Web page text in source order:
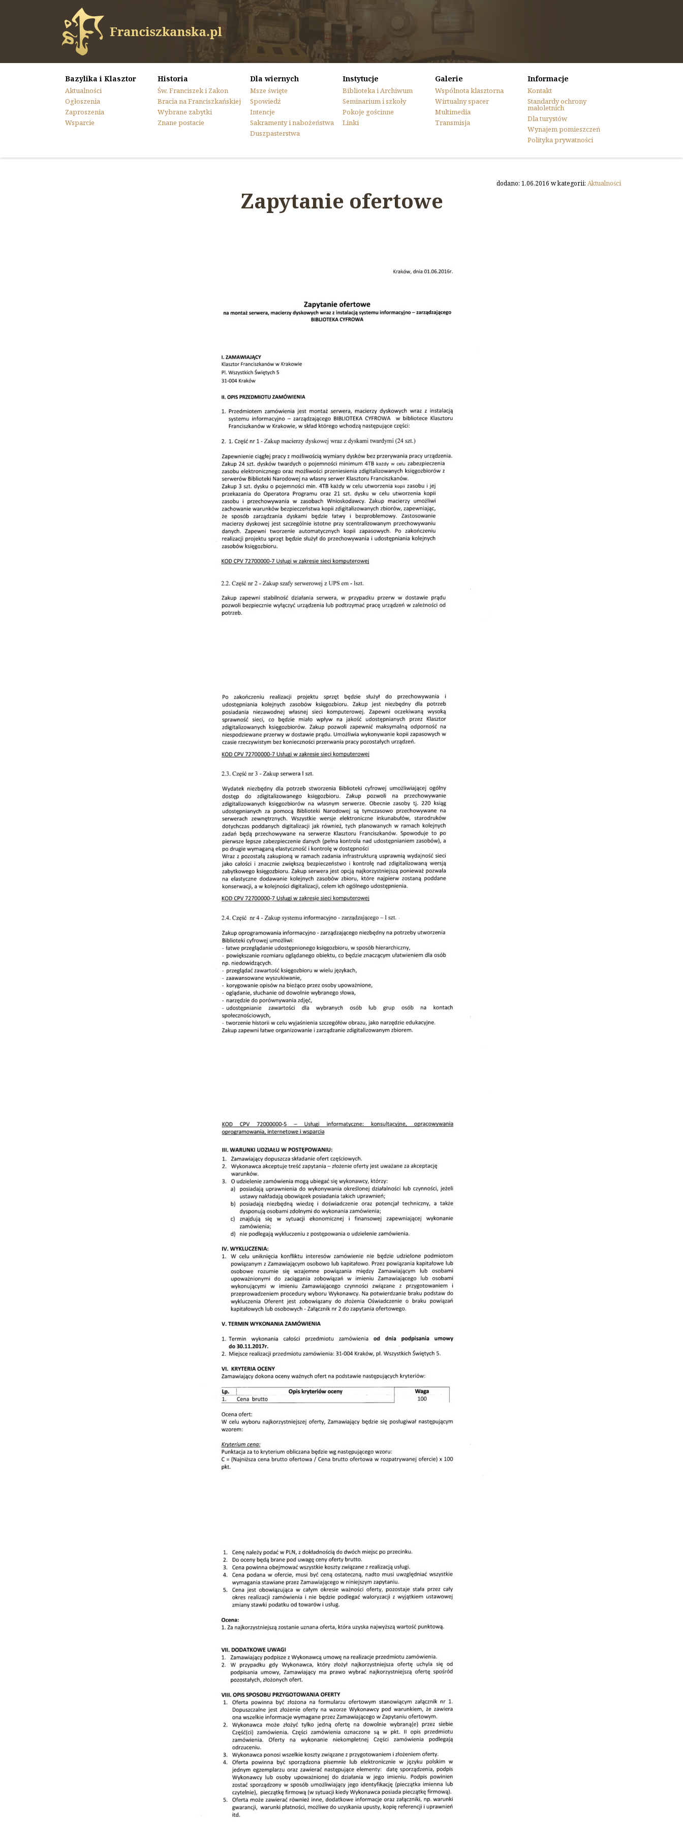
Bazylika i Klasztor
Aktualności
Ogłoszenia
Zaproszenia
Wsparcie
Historia
Św. Franciszek i Zakon
Bracia na Franciszkańskiej
Wybrane zabytki
Znane postacie
Dla wiernych
Msze święte
Spowiedź
Intencje
Sakramenty i nabożeństwa
Duszpasterstwa
Instytucje
Biblioteka i Archiwum
Seminarium i szkoły
Pokoje gościnne
Linki
Galerie
Wspólnota klasztorna
Wirtualny spacer
Multimedia
Transmisja
Informacje
Kontakt
Standardy ochrony
małoletnich
Dla turystów
Wynajem pomieszczeń
Polityka prywatności
dodano: 1.06.2016 w kategorii: Aktualności
Zapytanie ofertowe